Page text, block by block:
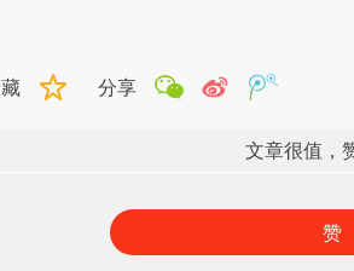
分享
文章很值，
赞